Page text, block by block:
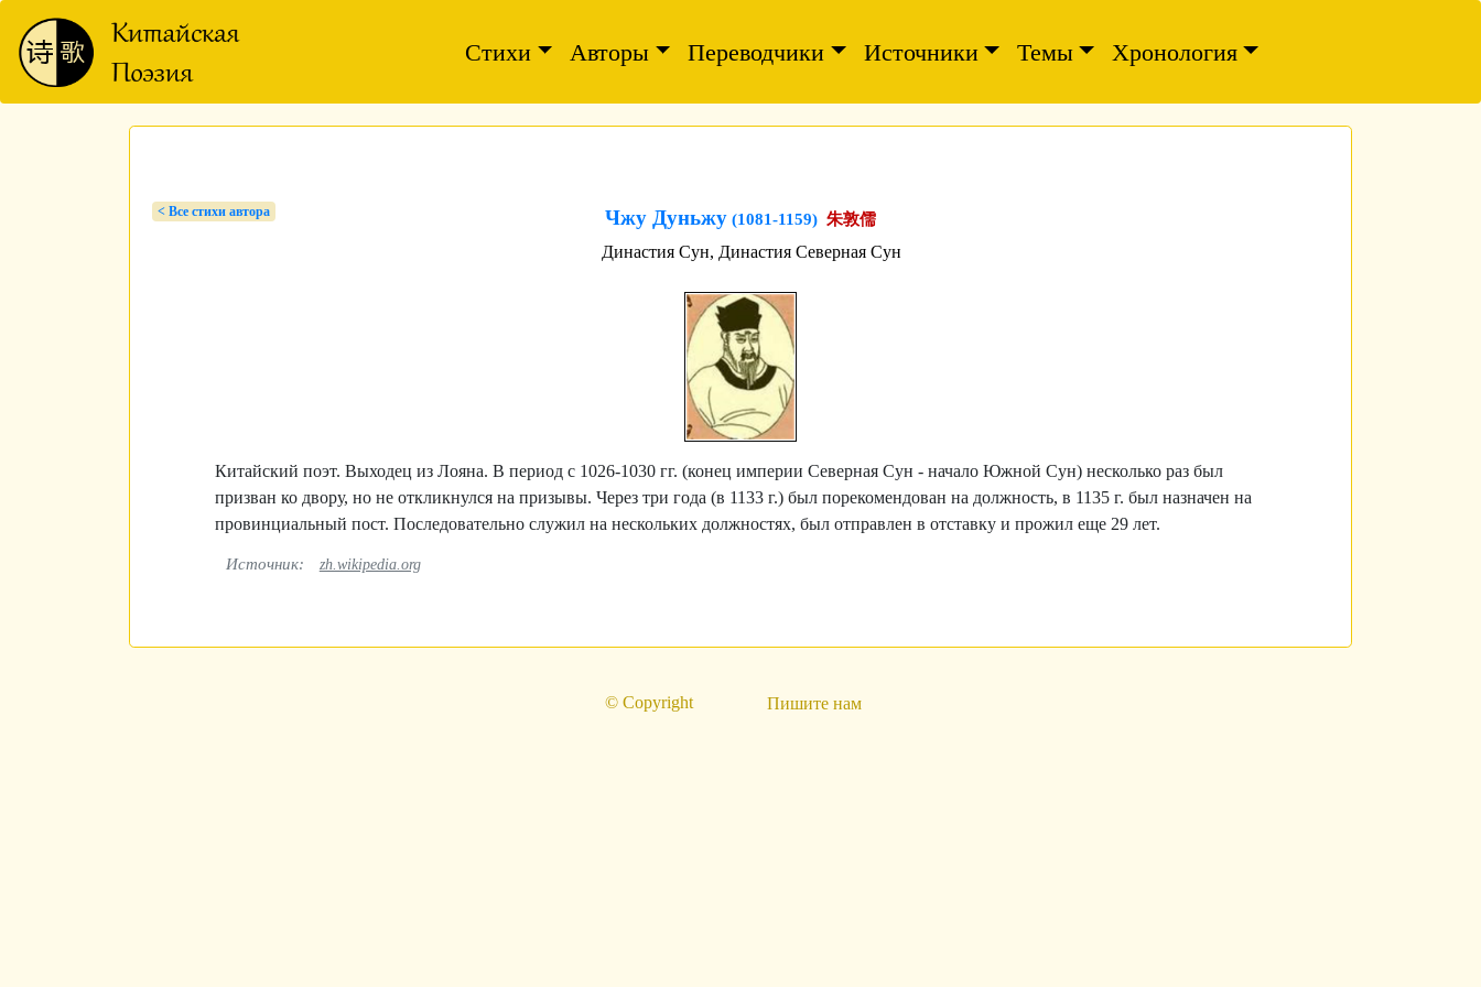
Стихи Авторы Переводчики Источники Темы Хронология
< Bсе стихи автора Чжу Дуньжу (1081-1159) 朱敦儒
Династия Сун, Династия Северная Сун
Китайский поэт. Выходец из Лояна. В период с 1026-1030 гг. (конец империи Северная Сун - начало Южной Сун) несколько раз был
призван ко двору, но не откликнулся на призывы. Через три года (в 1133 г.) был порекомендован на должность, в 1135 г. был назначен на
провинциальный пост. Последовательно служил на нескольких должностях, был отправлен в отставку и прожил еще 29 лет.
Источник: zh.wikipedia.org
© Copyright Пишите нам